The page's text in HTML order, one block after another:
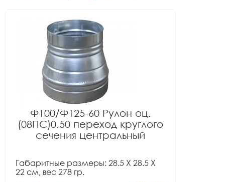
Ф100/Ф125-60 Рулон оц.
(08ПС)0.50 переход круглого
сечения центральный
Габаритные размеры: 28.5 X 28.5 X
22 см, вес 278 гр.